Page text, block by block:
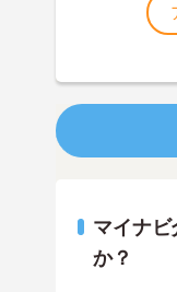
マイナ
か？